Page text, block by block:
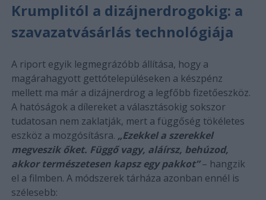
Krumplitól a dizájnerdrogokig: a
szavazatvásárlás technológiája
A riport egyik legmegrázóbb állítása, hogy a
magárahagyott gettótelepüléseken a készpénz
mellett ma már a dizájnerdrog a legfőbb fizetőeszköz.
A hatóságok a dílereket a választásokig sokszor
tudatosan nem zaklatják, mert a függőség tökéletes
eszköz a mozgósításra. „Ezekkel a szerekkel
megveszik őket. Függő vagy, aláírsz, behúzod,
akkor természetesen kapsz egy pakkot”– hangzik
el a filmben. A módszerek tárháza azonban ennél is
szélesebb: